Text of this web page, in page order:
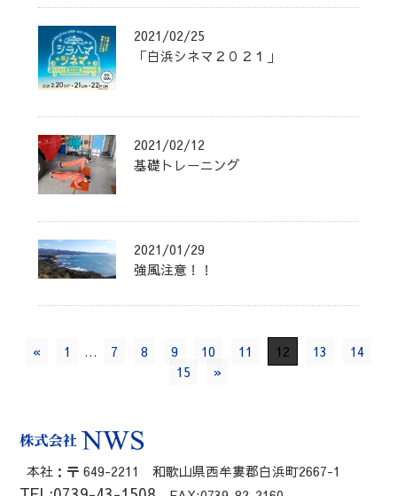
2021/02/25
「白浜シネマ２０２１」
2021/02/12
基礎トレーニング
2021/01/29
強風注意！！
« 1 … 7 8 9 10 11 12 13
14
15
»
本社：〒 649-2211 和歌山県西牟婁郡白浜町2667-1